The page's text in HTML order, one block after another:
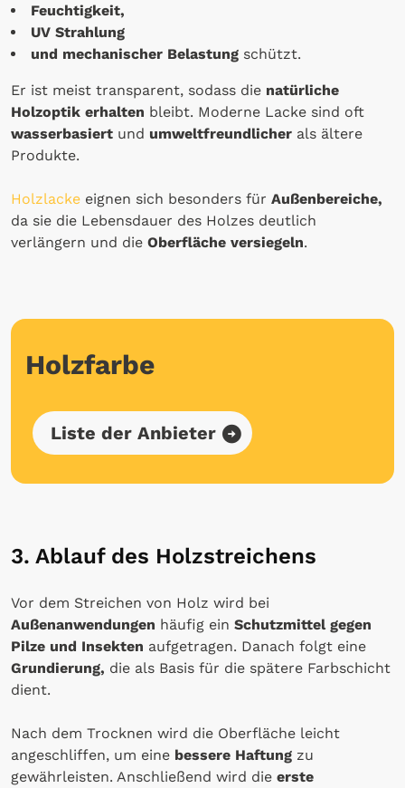
Feuchtigkeit,
UV Strahlung
und mechanischer Belastung schützt.
Er ist meist transparent, sodass die natürliche
Holzoptik erhalten bleibt. Moderne Lacke sind oft
wasserbasiert und umweltfreundlicher als ältere
Produkte.
Holzlacke eignen sich besonders für Außenbereiche,
da sie die Lebensdauer des Holzes deutlich
verlängern und die Oberfläche versiegeln.
Holzfarbe
Liste der Anbieter
3. Ablauf des Holzstreichens
Vor dem Streichen von Holz wird bei
Außenanwendungen häufig ein Schutzmittel gegen
Pilze und Insekten aufgetragen. Danach folgt eine
Grundierung, die als Basis für die spätere Farbschicht
dient.
Nach dem Trocknen wird die Oberfläche leicht
angeschliffen, um eine bessere Haftung zu
gewährleisten. Anschließend wird die erste